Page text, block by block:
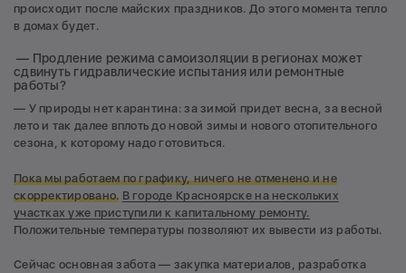
происходит после майских праздников. До этого момента тепло
в домах будет.
— Продление режима самоизоляции в регионах может
сдвинуть гидравлические испытания или ремонтные
работы?
— У природы нет карантина: за зимой придет весна, за весной
лето и так далее вплоть до новой зимы и нового отопительного
сезона, к которому надо готовиться.
Пока мы работаем по графику, ничего не отменено и не
скорректировано. В городе Красноярске на нескольких
участках уже приступили к капитальному ремонту.
Положительные температуры позволяют их вывести из работы.
Сейчас основная забота — закупка материалов, разработка